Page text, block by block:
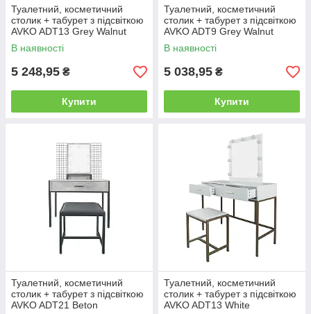
Туалетний, косметичний
столик + табурет з підсвіткою
AVKO ADT13 Grey Walnut
В наявності
5 248,95 ₴
Купити
Туалетний, косметичний
столик + табурет з підсвіткою
AVKO ADT9 Grey Walnut
В наявності
5 038,95 ₴
Купити
Туалетний, косметичний
столик + табурет з підсвіткою
AVKO ADT21 Beton
Туалетний, косметичний
столик + табурет з підсвіткою
AVKO ADT13 White